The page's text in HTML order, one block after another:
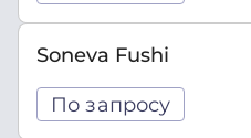
Soneva Fushi
По запросу